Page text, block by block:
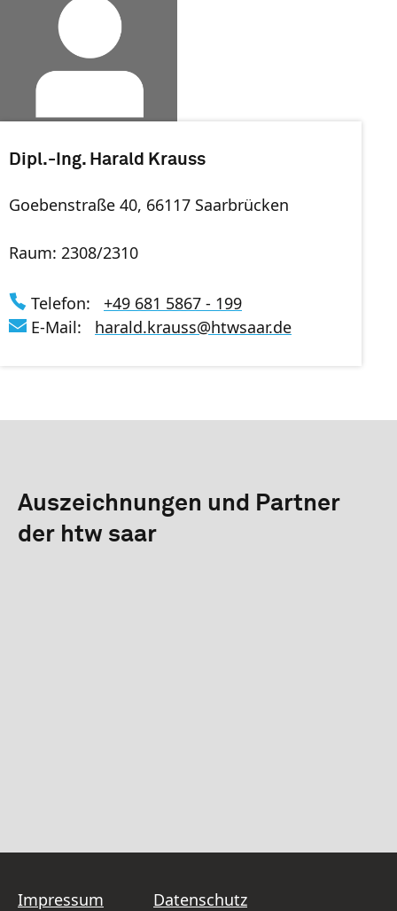
Dipl.-Ing. Harald Krauss
Goebenstraße 40, 66117 Saarbrücken
Raum: 2308/2310
Telefon:
+49 681 5867 - 199
E-Mail:
harald.krauss@htwsaar.de
Auszeichnungen und Partner
der htw saar
Impressum
Datenschutz